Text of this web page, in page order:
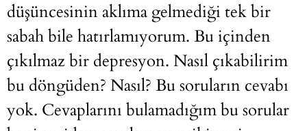
düşüncesinin aklıma gelmediği tek bir
sabah bile hatırlamıyorum. Bu içinden
çıkılmaz bir depresyon. Nasıl çıkabilirim
bu döngüden? Nasıl? Bu soruların cevabı
yok. Cevaplarını bulamadığım bu sorular